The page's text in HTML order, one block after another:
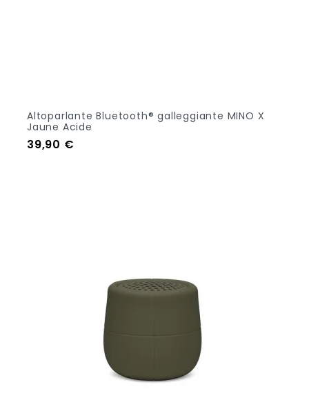
Altoparlante Bluetooth® galleggiante MINO X
Jaune Acide
Prezzo
39,90 €